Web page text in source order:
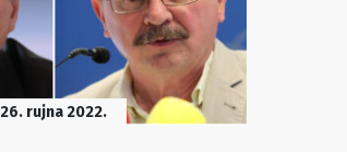
26. rujna 2022.